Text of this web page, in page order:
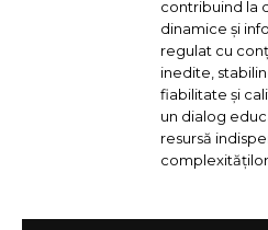
contribuind la
dinamice și
regulat cu
inedite,
fiabilitate și
un dialog
resursă